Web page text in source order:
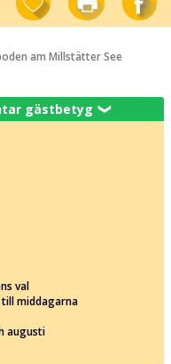
am Millstätter See
gästbetyg❯
val
middagarna
augusti